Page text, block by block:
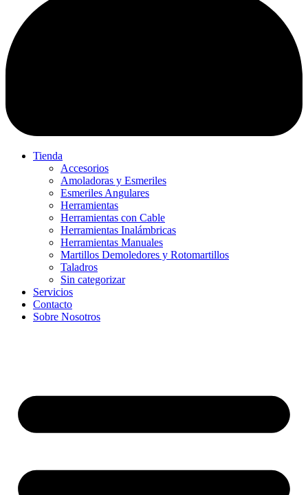
Tienda
Accesorios
Amoladoras y Esmeriles
Esmeriles Angulares
Herramientas
Herramientas con Cable
Herramientas Inalámbricas
Herramientas Manuales
Martillos Demoledores y Rotomartillos
Taladros
Sin categorizar
Servicios
Contacto
Sobre Nosotros